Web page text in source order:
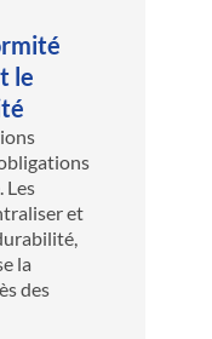
le
Les
et
la
des